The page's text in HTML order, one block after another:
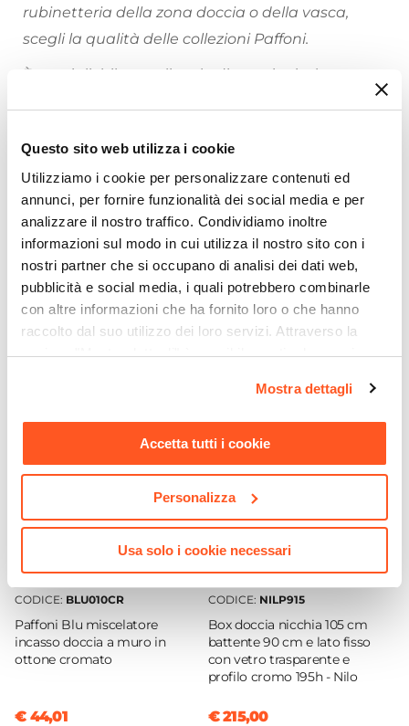
Questo sito web utilizza i cookie
Utilizziamo i cookie per personalizzare contenuti ed
annunci, per fornire funzionalità dei social media e per
analizzare il nostro traffico. Condividiamo inoltre
informazioni sul modo in cui utilizza il nostro sito con i
nostri partner che si occupano di analisi dei dati web,
pubblicità e social media, i quali potrebbero combinarle
con altre informazioni che ha fornito loro o che hanno
raccolto dal suo utilizzo dei loro servizi. Attraverso la
sezione "Mostra dettagli" è possibile gestire le proprie
momento. Per maggiori informazioni si invita a leggere la
nostraCookie Policy.
Mostra dettagli
Accetta tutti i cookie
Personalizza
Usa solo i cookie necessari
rubinetteria della zona doccia o della vasca,
scegli la qualità delle collezioni Paffoni.
È consigliabile scegliere le dimensioni e la
l’installazione.
Riepilogo Caratteristiche
Caratteristiche
Tipologia
Saliscendi
Marca
Paffoni
Serie
Installazione
Miscelatore
Escluso
Doccino
Incluso
Caratteristiche
|Duplex
Altezza
Ti suggeriamo anche
CODICE: BLU010CR
Paffoni Blu miscelatore
incasso doccia a muro in
ottone cromato
€ 44,01
CODICE: NILP915
Box doccia nicchia 105 cm
battente 90 cm e lato fisso
con vetro trasparente e
profilo cromo 195h - Nilo
€ 215,00